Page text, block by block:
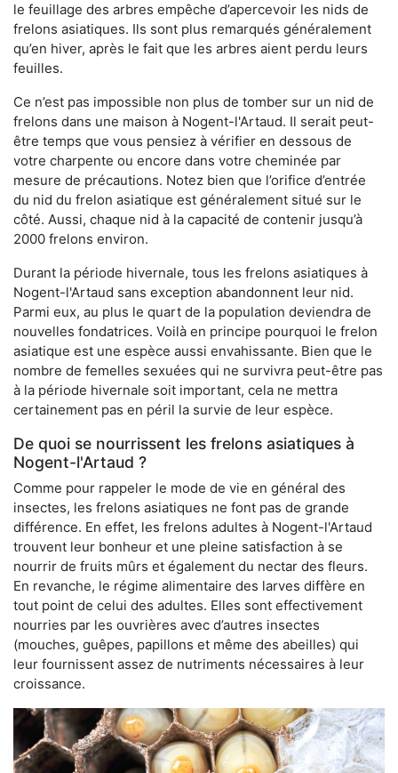
le feuillage des arbres empêche d’apercevoir les nids de
frelons asiatiques. Ils sont plus remarqués généralement
qu’en hiver, après le fait que les arbres aient perdu leurs
feuilles.
Ce n’est pas impossible non plus de tomber sur un nid de
frelons dans une maison à Nogent-l'Artaud. Il serait peut-
être temps que vous pensiez à vérifier en dessous de
votre charpente ou encore dans votre cheminée par
mesure de précautions. Notez bien que l’orifice d’entrée
du nid du frelon asiatique est généralement situé sur le
côté. Aussi, chaque nid à la capacité de contenir jusqu’à
2000 frelons environ.
Durant la période hivernale, tous les frelons asiatiques à
Nogent-l'Artaud sans exception abandonnent leur nid.
Parmi eux, au plus le quart de la population deviendra de
nouvelles fondatrices. Voilà en principe pourquoi le frelon
asiatique est une espèce aussi envahissante. Bien que le
nombre de femelles sexuées qui ne survivra peut-être pas
à la période hivernale soit important, cela ne mettra
certainement pas en péril la survie de leur espèce.
De quoi se nourrissent les frelons asiatiques à
Nogent-l'Artaud ?
Comme pour rappeler le mode de vie en général des
insectes, les frelons asiatiques ne font pas de grande
différence. En effet, les frelons adultes à Nogent-l'Artaud
trouvent leur bonheur et une pleine satisfaction à se
nourrir de fruits mûrs et également du nectar des fleurs.
En revanche, le régime alimentaire des larves diffère en
tout point de celui des adultes. Elles sont effectivement
nourries par les ouvrières avec d’autres insectes
(mouches, guêpes, papillons et même des abeilles) qui
leur fournissent assez de nutriments nécessaires à leur
croissance.